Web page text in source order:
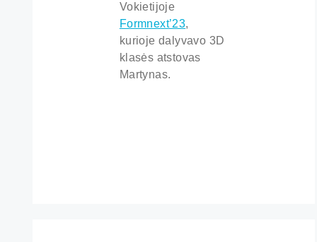
Vokietijoje
Formnext’23,
kurioje dalyvavo 3D
klasės atstovas
Martynas.